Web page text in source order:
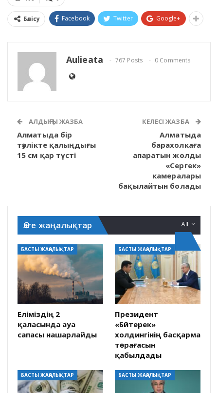
Бөлісу Facebook Twitter Google+
Aulieata 767 Posts 0 Comments
АЛДЫҢҒЫ ЖАЗБА
Алматыда бір
тәулікте қалыңдығы
15 см қар түсті
КЕЛЕСІ ЖАЗБА
Алматыда
барахолкаға
апаратын жолды
«Сергек»
камералары
бақылайтын болады
All
Өзге жаңалықтар
БАСТЫ ЖАҢАЛЫҚТАР
Еліміздің 2
қаласында ауа
сапасы нашарлайды
БАСТЫ ЖАҢАЛЫҚТАР
Президент
«Бәйтерек»
холдингінің басқарма
төрағасын
қабылдады
БАСТЫ ЖАҢАЛЫҚТАР БАСТЫ ЖАҢАЛЫҚТАР